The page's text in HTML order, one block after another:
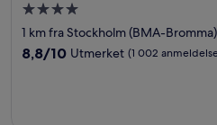
Overnattingssted
med
4.0
1 km fra Stockholm (BMA-Bromma)
8.8
8,8/10 Utmerket (1 002